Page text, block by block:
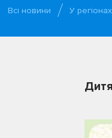
Всі новини У регіонах